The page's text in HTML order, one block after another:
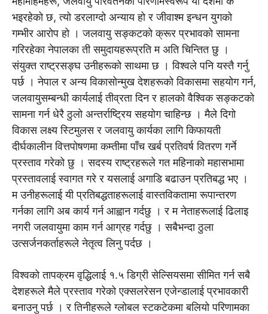
भइरहेको छ, त्यो डरलाग्दो अन्याय हो र जीवाश्म इन्धन युगको
गम्भीर आरोप हो । जलवायु सङ्कटको क्रूर प्रभावको सामना
गरिरहेका नेपालका ती समुदायहरूप्रति म अति चिन्तित छु ।
संयुक्त राष्ट्रसङ्घ उनीहरूको साथमा छ । विश्वले पनि यस्तै गर्नु
पर्छ । नेपाल र अन्य विकासोन्मुख देशहरूको विकासमा सहयोग गर्न,
जलवायुसम्बन्धी कार्यलाई तीव्रता दिन र हालको वैश्विक सङ्कटको
सामना गर्न धेरै ठुलो अन्तर्राष्ट्रिय सहयोग चाहिन्छ । मैले दिगो
विकास लक्ष्य स्टिमुलस र जलवायु कार्यका लागि किफायती
दीर्घकालीन वित्तपोषणमा कम्तीमा पाँच खर्ब प्रतिवर्ष वितरण गर्ने
प्रस्ताव गरेको छु । सदस्य राष्ट्रहरूले गत महिनाको महासभामा
प्रस्तावलाई स्वागत गरे र यसलाई अगाडि बढाउन प्रतिबद्ध भए ।
म उनीहरूलाई यी प्रतिबद्धताहरूलाई वास्तविकतामा रूपान्तरण
गर्नका लागि अब कार्य गर्न आह्वान गर्दछु । र म नेताहरूलाई ढिलाइ
नगरी जलवायुमा काम गर्न आग्रह गर्दछु । सबैभन्दा ठुला
उत्सर्जनकर्ताहरूले नेतृत्व लिनु पर्दछ ।
विश्वको तापक्रम वृद्धिलाई १.५ डिग्री सेल्सियसमा सीमित गर्न सबै
देशहरूले मैले प्रस्ताव गरेको एक्सलरेसन एजेन्डालाई प्रभावकारी
बनाउनु पर्छ । र तिनीहरूले ग्लोबल स्टकटेकमा बलियो परिणामका